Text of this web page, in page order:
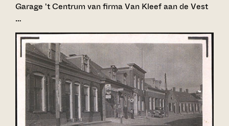
Garage 't Centrum van firma Van Kleef aan de Vest
…